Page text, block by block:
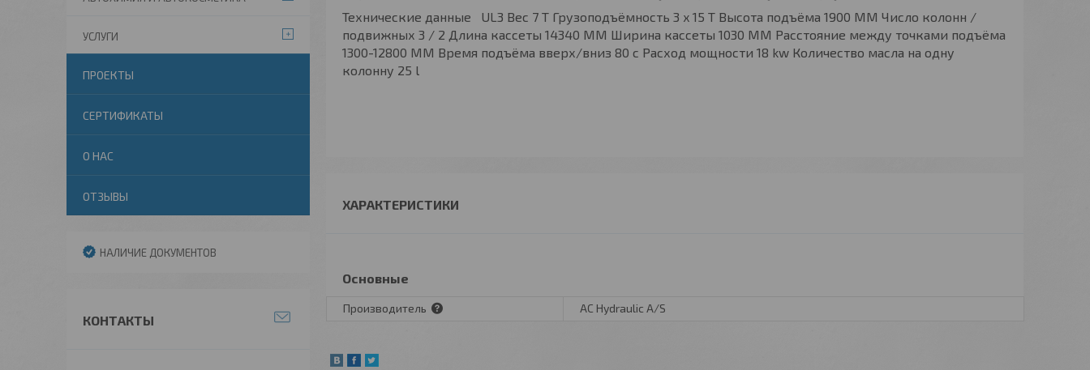
Технические данные UL3 Вес 7 T Грузоподъёмность 3 x 15 T Высота подъёма 1900 MM Число колонн /
подвижных 3 / 2 Длина кассеты 14340 MM Ширина кассеты 1030 MM Расстояние между точками подъёма
1300-12800 MM Время подъёма вверх/вниз 80 c Расход мощности 18 kw Количество масла на одну
колонну 25 l
ХАРАКТЕРИСТИКИ
Основные
Производитель AC Hydraulic A/S
УСЛУГИ
ПРОЕКТЫ
СЕРТИФИКАТЫ
О НАС
ОТЗЫВЫ
НАЛИЧИЕ ДОКУМЕНТОВ
КОНТАКТЫ